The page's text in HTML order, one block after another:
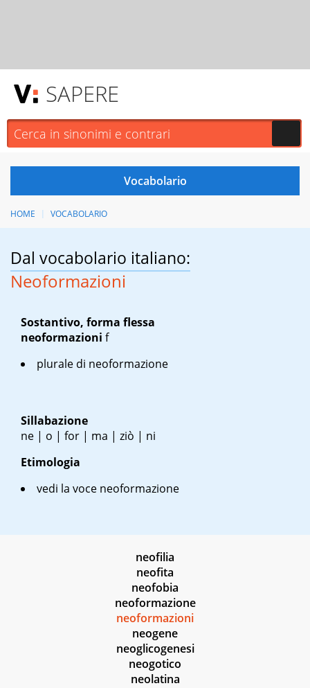
SAPERE
HOME VOCABOLARIO
Dal vocabolario italiano:
Neoformazioni
Sostantivo, forma flessa
neoformazioni f
plurale di neoformazione
Sillabazione
ne | o | for | ma | ziò | ni
Etimologia
vedi la voce neoformazione
neofilia
neofita
neofobia
neoformazione
neoformazioni
neogene
neoglicogenesi
neogotico
neolatina